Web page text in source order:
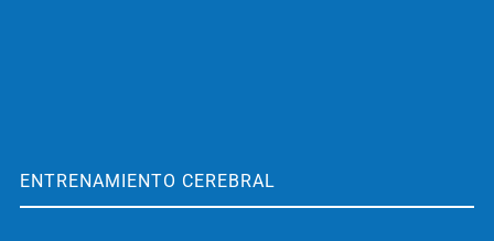
ENTRENAMIENTO CEREBRAL